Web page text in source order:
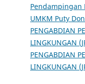
Pendampingan
UMKM Puty
PENGABDIAN
LINGKUNGAN
PENGABDIAN
LINGKUNGAN